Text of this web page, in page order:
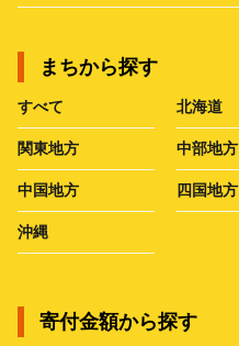
まちから探す
すべて 北海道
関東地方 中部地方
中国地方 四国地方
沖縄
寄付金額から探す